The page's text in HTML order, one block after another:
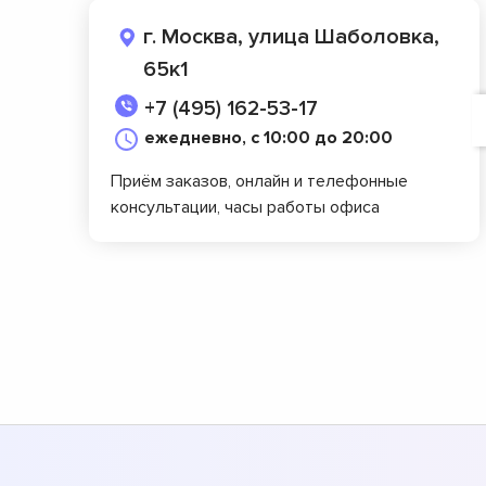
г. Москва, улица Шаболовка,
65к1
+7 (495) 162-53-17
ежедневно, с 10:00 до 20:00
Приём заказов, онлайн и телефонные
консультации, часы работы офиса